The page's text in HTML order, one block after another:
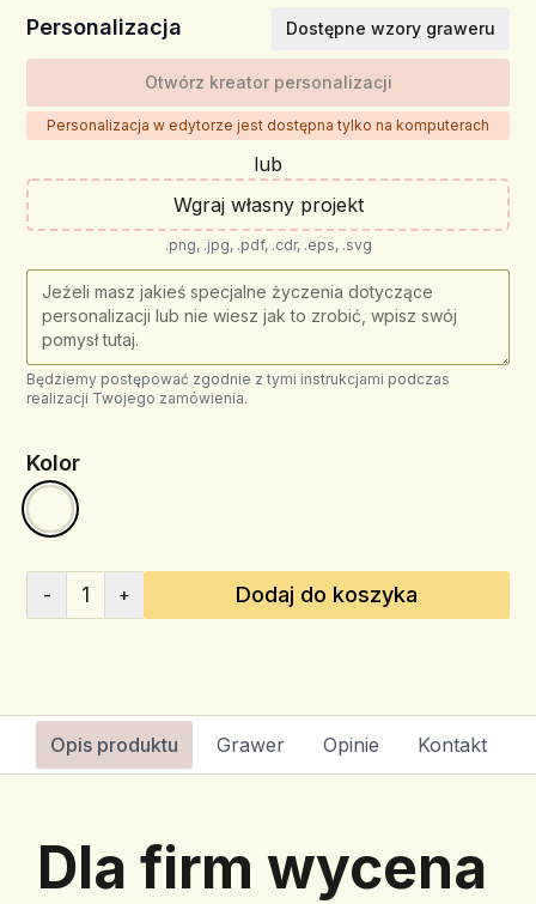
Personalizacja Dostępne wzory graweru
Otwórz kreator personalizacji
Personalizacja w edytorze jest dostępna tylko na komputerach
lub
Wgraj własny projekt
.png, .jpg, .pdf, .cdr, .eps, .svg
Będziemy postępować zgodnie z tymi instrukcjami podczas
realizacji Twojego zamówienia.
Kolor
- 1 + Dodaj do koszyka
Opis produktu Grawer Opinie Kontakt
Dla firm wycena